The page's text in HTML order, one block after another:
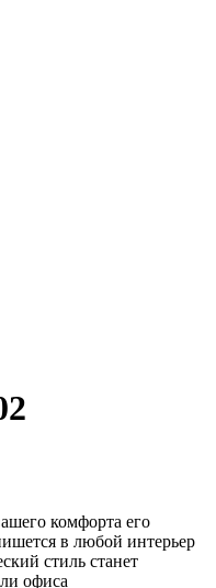
комфорта его
в любой интерьер
стиль станет
офиса